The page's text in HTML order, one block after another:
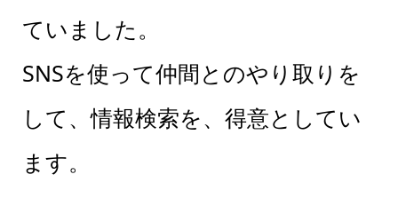
ていました。
SNSを使って仲間とのやり取りを
して、情報検索を、得意としてい
ます。